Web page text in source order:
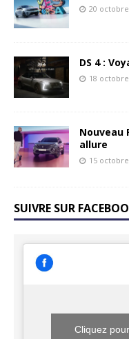
20 octobre
DS 4 :
18 octobre
Nouveau
allure
15 octobre
SUIVRE SUR
Cliquez